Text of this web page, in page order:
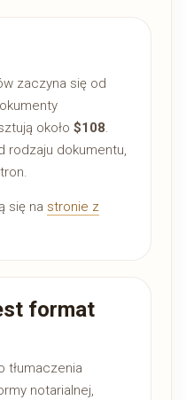
zaczyna się od
około $108.
rodzaju dokumentu,
się na stronie z
format
tłumaczenia
notarialnej,